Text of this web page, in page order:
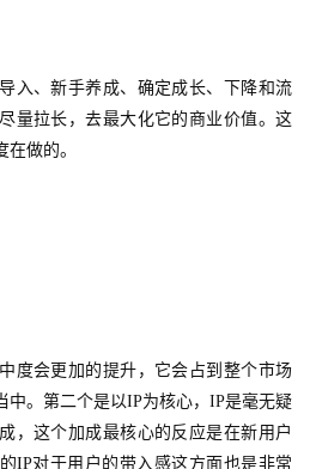
入、新手养成、确定成长、下降和流
量拉长，去最大化它的商业价值。这
做的。
度会更加的提升，它会占到整个市场
中。第二个是以IP为核心，IP是毫无疑
，这个加成最核心的反应是在新用户
IP对于用户的带入感这方面也是非常